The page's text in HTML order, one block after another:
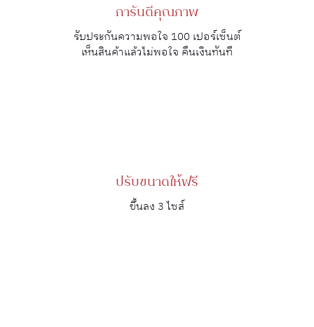
การันตีคุณภาพ
รับประกันความพอใจ 100 เปอร์เซ็นต์
เห็นสินค้าแล้วไม่พอใจ คืนเงินทันที
ปรับขนาดให้ฟรี
ขึ้นลง 3 ไซส์